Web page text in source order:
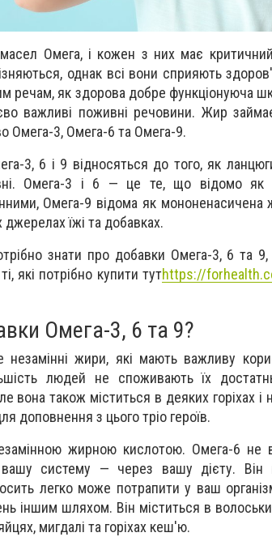
масел Омега, і кожен з них має
однак всі вони сприяють
речам, як здорова добре функціонуюча
важливі поживні речовини. Жир
Омега-3, Омега-6 та Омега-9.
3, 6 і 9 відносяться до того, як
Омега-3 і 6 — це те, що відомо як
Омега-9 відома як
джерелах їжі та добавках.
знати про добавки Омега-3, 6 та
які потрібно купити тутhttps://
Омега-3, 6 та 9?
жири, які мають важливу
людей не споживають їх
вона також міститься в деяких горіхах і
доповнення з цього тріо героїв.
жирною кислотою. Омега-6 не
систему — через вашу дієту. Він
легко може потрапити у ваш
іншим шляхом. Він міститься в
мигдалі та горіхах кеш'ю.